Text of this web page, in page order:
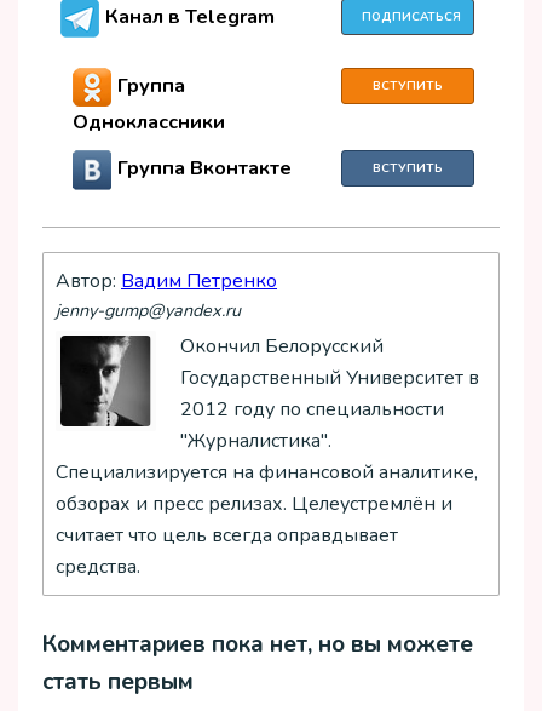
Канал в Telegram ПОДПИСАТЬСЯ
Группа
Одноклассники
ВСТУПИТЬ
Группа Вконтакте ВСТУПИТЬ
Автор: Вадим Петренко
jenny-gump@yandex.ru
Окончил Белорусский
Государственный Университет в
2012 году по специальности
"Журналистика".
Специализируется на финансовой аналитике,
обзорах и пресс релизах. Целеустремлён и
считает что цель всегда оправдывает
средства.
Комментариев пока нет, но вы можете
стать первым